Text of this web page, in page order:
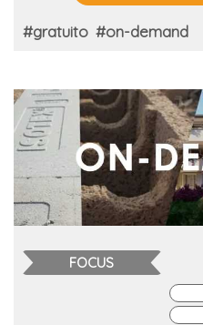
#gratuito #on-demand
FOCUS